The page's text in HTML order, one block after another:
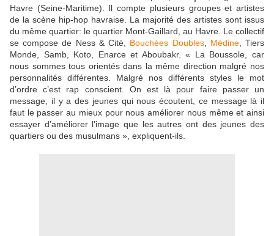
Havre (Seine-Maritime). Il compte plusieurs groupes et artistes
de la scène hip-hop havraise. La majorité des artistes sont issus
du même quartier: le quartier Mont-Gaillard, au Havre. Le collectif
se compose de Ness & Cité, Bouchées Doubles, Médine, Tiers
Monde, Samb, Koto, Enarce et Aboubakr.« La Boussole, car
nous sommes tous orientés dans la même direction malgré nos
personnalités différentes. Malgré nos différents styles le mot
d’ordre c’est rap conscient. On est là pour faire passer un
message, il y a des jeunes qui nous écoutent, ce message là il
faut le passer au mieux pour nous améliorer nous même et ainsi
essayer d’améliorer l’image que les autres ont des jeunes des
quartiers ou des musulmans » , expliquent-ils.